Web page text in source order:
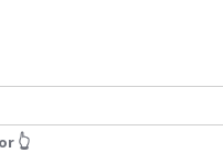
👆